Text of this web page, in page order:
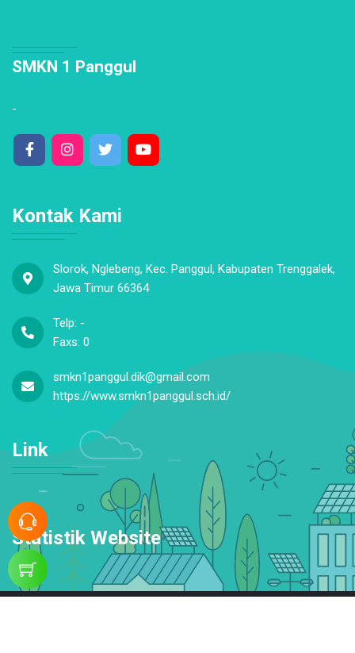
SMKN 1 Panggul
-
Kontak Kami
Slorok, Nglebeng, Kec. Panggul, Kabupaten Trenggalek,
Jawa Timur 66364
Telp: -
Faxs: 0
smkn1panggul.dik@gmail.com
https://www.smkn1panggul.sch.id/
Link
Statistik Website